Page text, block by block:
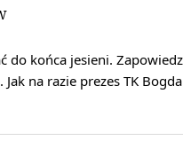
do końca jesieni.
na razie prezes TK